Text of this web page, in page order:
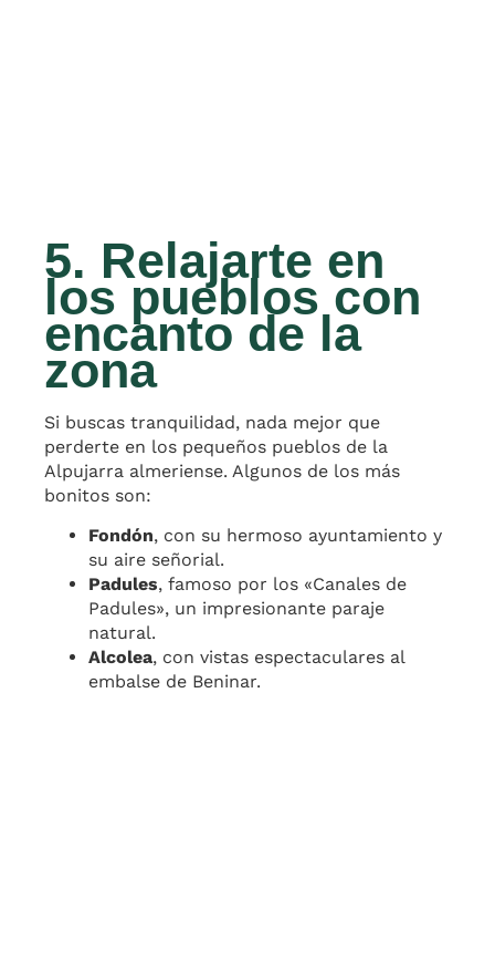
5. Relajarte en
los pueblos con
encanto de la
zona
Si buscas tranquilidad, nada mejor que
perderte en los pequeños pueblos de la
Alpujarra almeriense. Algunos de los más
bonitos son:
Fondón, con su hermoso ayuntamiento y
su aire señorial.
Padules, famoso por los «Canales de
Padules», un impresionante paraje
natural.
Alcolea, con vistas espectaculares al
embalse de Beninar.